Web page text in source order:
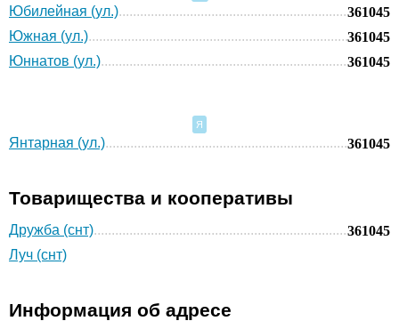
Юбилейная (ул.)
361045
Южная (ул.)
361045
Юннатов (ул.)
361045
Я
Янтарная (ул.) 361045
Товарищества и кооперативы
Дружба (снт)
361045
Луч (снт)
Информация об адресе